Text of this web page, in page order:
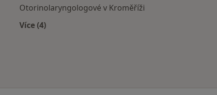
Otorinolaryngologové v Kroměříži
Více (4)